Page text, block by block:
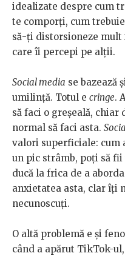
idealizate despre cum
te comporți, cum
să-ți distorsioneze
care îi percepi pe alții.
Social media se bazează
umilință. Totul e cringe.
să faci o greșeală, chiar
normal să faci asta.
valori superficiale: cum
un pic strâmb, poți să fii
ducă la frica de a
anxietatea asta, clar îți
necunoscuți.
O altă problemă e și
când a apărut TikTok-